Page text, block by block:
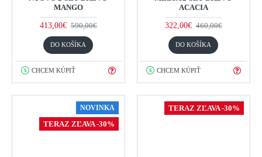
MANGO
413,00€ 590,00€
DO KOŠÍKA
CHCEM KÚPIŤ
ACACIA
322,00€ 460,00€
DO KOŠÍKA
CHCEM KÚPIŤ
NOVINKA
TERAZ ZĽAVA -30%
TERAZ ZĽAVA -30%